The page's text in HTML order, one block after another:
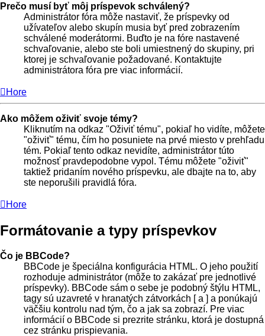
Prečo musí byť môj príspevok schválený?
Administrátor fóra môže nastaviť, že príspevky od
užívateľov alebo skupín musia byť pred zobrazením
schválené moderátormi. Buďto je na fóre nastavené
schvaľovanie, alebo ste boli umiestnený do skupiny, pri
ktorej je schvaľovanie požadované. Kontaktujte
administrátora fóra pre viac informácií.
Hore
Ako môžem oživiť svoje témy?
Kliknutím na odkaz "Oživiť tému", pokiaľ ho vidíte, môžete
"oživiť" tému, čím ho posuniete na prvé miesto v prehľadu
tém. Pokiaľ tento odkaz nevidíte, administrátor túto
možnosť pravdepodobne vypol. Tému môžete "oživiť"
taktiež pridaním nového príspevku, ale dbajte na to, aby
ste neporušili pravidlá fóra.
Hore
Formátovanie a typy príspevkov
Čo je BBCode?
BBCode je špeciálna konfigurácia HTML. O jeho použití
rozhoduje administrátor (môže to zakázať pre jednotlivé
príspevky). BBCode sám o sebe je podobný štýlu HTML,
tagy sú uzavreté v hranatých zátvorkách [ a ] a ponúkajú
väčšiu kontrolu nad tým, čo a jak sa zobrazí. Pre viac
informácií o BBCode si prezrite stránku, ktorá je dostupná
cez stránku prispievania.